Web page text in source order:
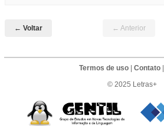
← Voltar ← Anterior
Termos de uso| Contato|
© 2025 Letras+